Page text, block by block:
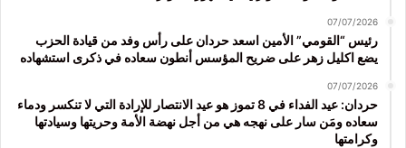
07/07/2026
رئيس “القومي” الأمين اسعد حردان على رأس وفد من قيادة الحزب
يضع اكليل زهر على ضريح المؤسس أنطون سعاده في ذكرى استشهاده
07/07/2026
حردان: عيد الفداء في 8 تموز هو عيد الانتصار للإرادة التي لا تنكسر ودماء
سعاده ومَن سار على نهجه هي من أجل نهضة الأمة وحريتها وسيادتها
وكرامتها